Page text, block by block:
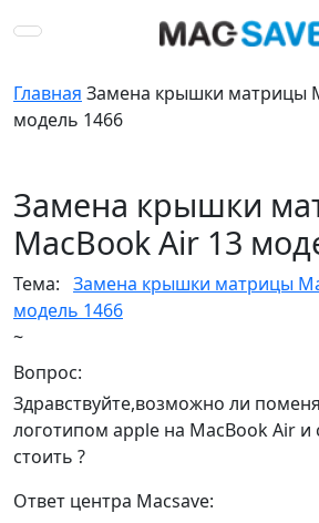
Главная Замена крышки матрицы
модель 1466
Замена крышки
MacBook Air 13
Тема: Замена крышки матрицы
модель 1466
~
Вопрос:
Здравствуйте,возможно ли
логотипом apple на MacBook Air и
стоить ?
Ответ центра Macsave: